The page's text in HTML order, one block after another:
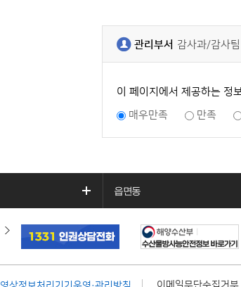
관리부서 감사과/감사팀
이 페이지에서 제공하는 정
매우만족
만족
읍면동